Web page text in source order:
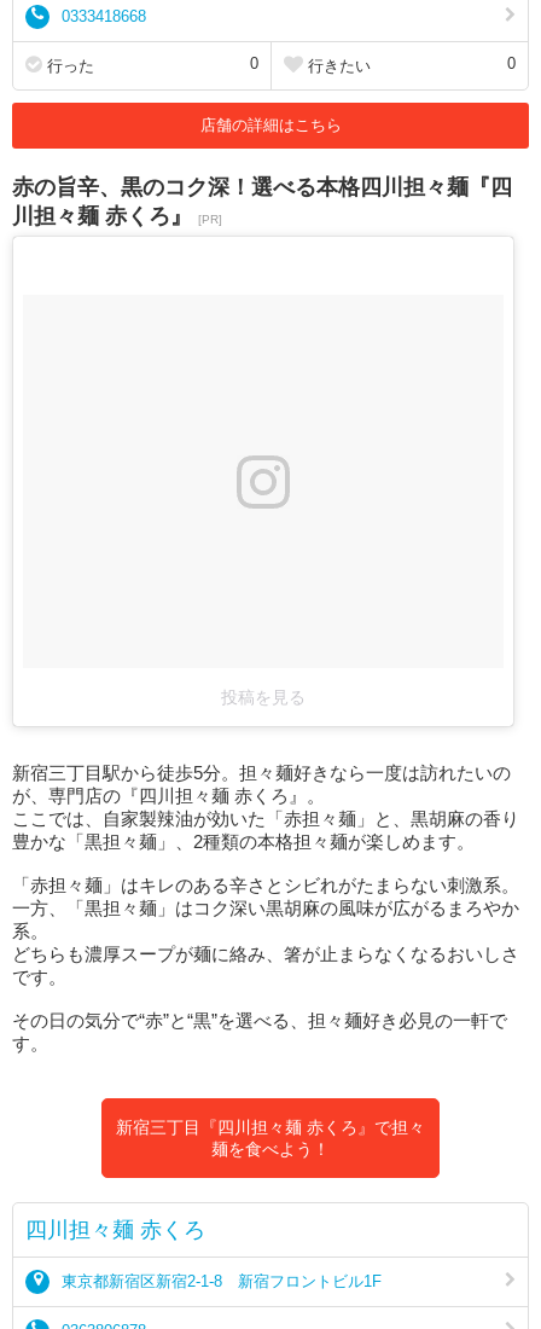
0333418668
行った 0 行きたい 0
店舗の詳細はこちら
赤の旨辛、黒のコク深！選べる本格四川担々麺『四
川担々麺 赤くろ』
[PR]
投稿を見る
新宿三丁目駅から徒歩5分。担々麺好きなら一度は訪れたいの
が、専門店の『四川担々麺 赤くろ』。
ここでは、自家製辣油が効いた「赤担々麺」と、黒胡麻の香り
豊かな「黒担々麺」、2種類の本格担々麺が楽しめます。
「赤担々麺」はキレのある辛さとシビれがたまらない刺激系。
一方、「黒担々麺」はコク深い黒胡麻の風味が広がるまろやか
系。
どちらも濃厚スープが麺に絡み、箸が止まらなくなるおいしさ
です。
その日の気分で“赤”と“黒”を選べる、担々麺好き必見の一軒で
す。
新宿三丁目『四川担々麺 赤くろ』で担々
麺を食べよう！
四川担々麺 赤くろ
東京都新宿区新宿2-1-8 新宿フロントビル1F